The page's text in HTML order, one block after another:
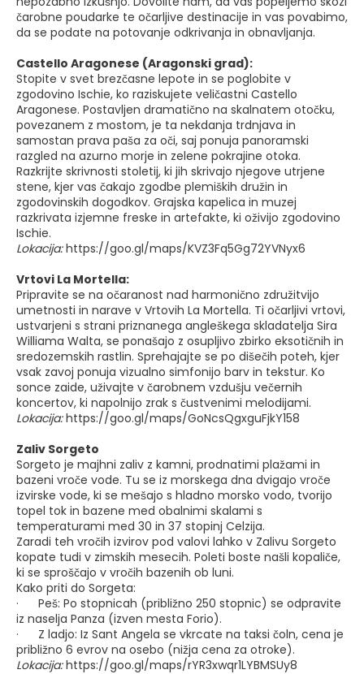
čarobne poudarke te očarljive destinacije in vas povabimo,
da se podate na potovanje odkrivanja in obnavljanja.
Castello Aragonese (Aragonski grad):
Stopite v svet brezčasne lepote in se poglobite v
zgodovino Ischie, ko raziskujete veličastni Castello
Aragonese. Postavljen dramatično na skalnatem otočku,
povezanem z mostom, je ta nekdanja trdnjava in
samostan prava paša za oči, saj ponuja panoramski
razgled na azurno morje in zelene pokrajine otoka.
Razkrijte skrivnosti stoletij, ki jih skrivajo njegove utrjene
stene, kjer vas čakajo zgodbe plemiških družin in
zgodovinskih dogodkov. Grajska kapelica in muzej
razkrivata izjemne freske in artefakte, ki oživijo zgodovino
Ischie.
Lokacija: https://goo.gl/maps/KVZ3Fq5Gg72YVNyx6
Vrtovi La Mortella:
Pripravite se na očaranost nad harmonično združitvijo
umetnosti in narave v Vrtovih La Mortella. Ti očarljivi vrtovi,
ustvarjeni s strani priznanega angleškega skladatelja Sira
Williama Walta, se ponašajo z osupljivo zbirko eksotičnih in
sredozemskih rastlin. Sprehajajte se po dišečih poteh, kjer
vsak zavoj ponuja vizualno simfonijo barv in tekstur. Ko
sonce zaide, uživajte v čarobnem vzdušju večernih
koncertov, ki napolnijo zrak s čustvenimi melodijami.
Lokacija: https://goo.gl/maps/GoNcsQgxguFjkY158
Zaliv Sorgeto
Sorgeto je majhni zaliv z kamni, prodnatimi plažami in
bazeni vroče vode. Tu se iz morskega dna dvigajo vroče
izvirske vode, ki se mešajo s hladno morsko vodo, tvorijo
topel tok in bazene med obalnimi skalami s
temperaturami med 30 in 37 stopinj Celzija.
Zaradi teh vročih izvirov pod valovi lahko v Zalivu Sorgeto
kopate tudi v zimskih mesecih. Poleti boste našli kopaliče,
ki se sproščajo v vročih bazenih ob luni.
Kako priti do Sorgeta:
· Peš: Po stopnicah (približno 250 stopnic) se odpravite
iz naselja Panza (izven mesta Forio).
· Z ladjo: Iz Sant Angela se vkrcate na taksi čoln, cena je
približno 6 evrov na osebo (nižja cena za otroke).
Lokacija: https://goo.gl/maps/rYR3xwqr1LYBMSUy8